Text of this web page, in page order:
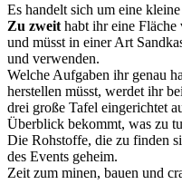
Es handelt sich um eine kleine
Zu zweit habt ihr eine
und müsst in einer Art
und verwenden.
Welche Aufgaben ihr genau
herstellen müsst, werdet ihr
drei große Tafel eingerichtet
Überblick bekommt, was zu
Die Rohstoffe, die zu finden
des Events geheim.
Zeit zum minen, bauen und